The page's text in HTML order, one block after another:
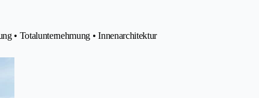
• Totalunternehmung • Innenarchitektur